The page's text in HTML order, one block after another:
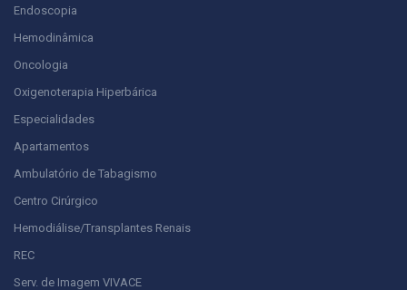
Endoscopia
Hemodinâmica
Oncologia
Oxigenoterapia Hiperbárica
Especialidades
Apartamentos
Ambulatório de Tabagismo
Centro Cirúrgico
Hemodiálise/Transplantes Renais
REC
Serv. de Imagem VIVACE